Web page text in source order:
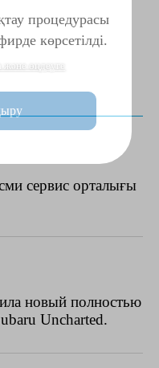
процедурасы
көрсетілді.
сервис орталығы
новый полностью
Uncharted.
және өңдеуге